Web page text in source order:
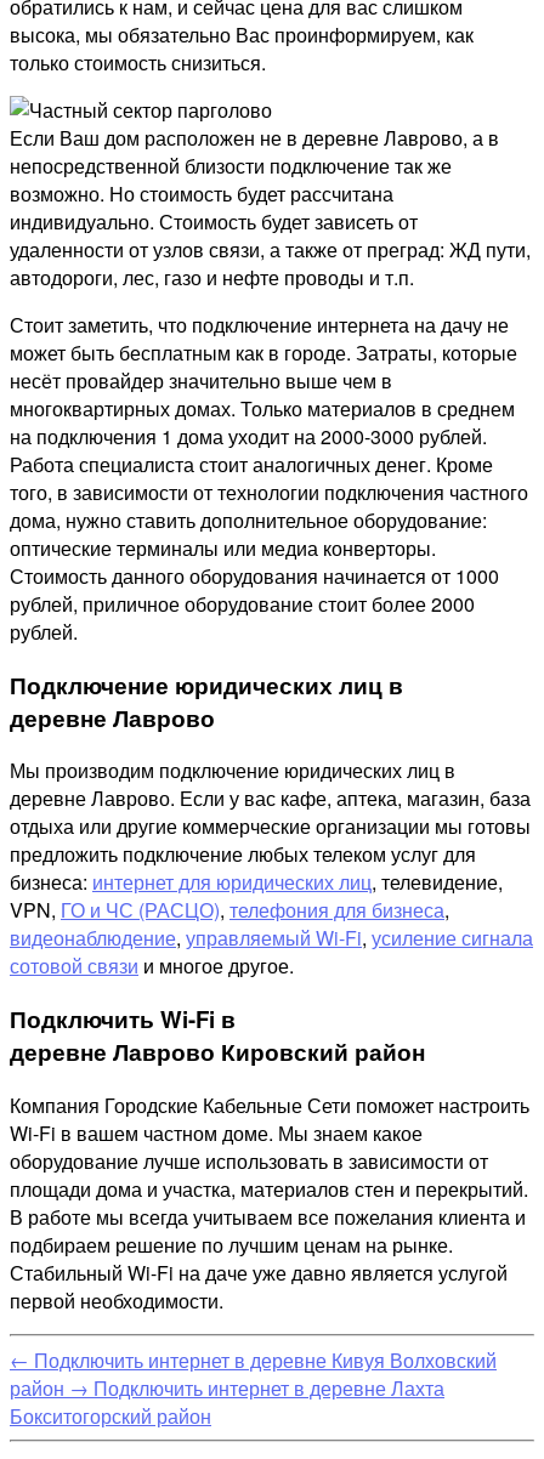
обратились к нам, и сейчас цена для вас слишком
высока, мы обязательно Вас проинформируем, как
только стоимость снизиться.
Если Ваш дом расположен не в деревне Лаврово, а в
непосредственной близости подключение так же
возможно. Но стоимость будет рассчитана
индивидуально. Стоимость будет зависеть от
удаленности от узлов связи, а также от преград: ЖД пути,
автодороги, лес, газо и нефте проводы и т.п.
Стоит заметить, что подключение интернета на дачу не
может быть бесплатным как в городе. Затраты, которые
несёт провайдер значительно выше чем в
многоквартирных домах. Только материалов в среднем
на подключения 1 дома уходит на 2000-3000 рублей.
Работа специалиста стоит аналогичных денег. Кроме
того, в зависимости от технологии подключения частного
дома, нужно ставить дополнительное оборудование:
оптические терминалы или медиа конверторы.
Стоимость данного оборудования начинается от 1000
рублей, приличное оборудование стоит более 2000
рублей.
Подключение юридических лиц в
деревне Лаврово
Мы производим подключение юридических лиц в
деревне Лаврово. Если у вас кафе, аптека, магазин, база
отдыха или другие коммерческие организации мы готовы
предложить подключение любых телеком услуг для
бизнеса: интернет для юридических лиц, телевидение,
VPN, ГО и ЧС (РАСЦО), телефония для бизнеса,
видеонаблюдение, управляемый Wi-Fi, усиление сигнала
сотовой связи и многое другое.
Подключить Wi-Fi в
деревне Лаврово Кировский район
Компания Городские Кабельные Сети поможет настроить
Wi-Fi в вашем частном доме. Мы знаем какое
оборудование лучше использовать в зависимости от
площади дома и участка, материалов стен и перекрытий.
В работе мы всегда учитываем все пожелания клиента и
подбираем решение по лучшим ценам на рынке.
Стабильный Wi-Fi на даче уже давно является услугой
первой необходимости.
← Подключить интернет в деревне Кивуя Волховский
район → Подключить интернет в деревне Лахта
Бокситогорский район